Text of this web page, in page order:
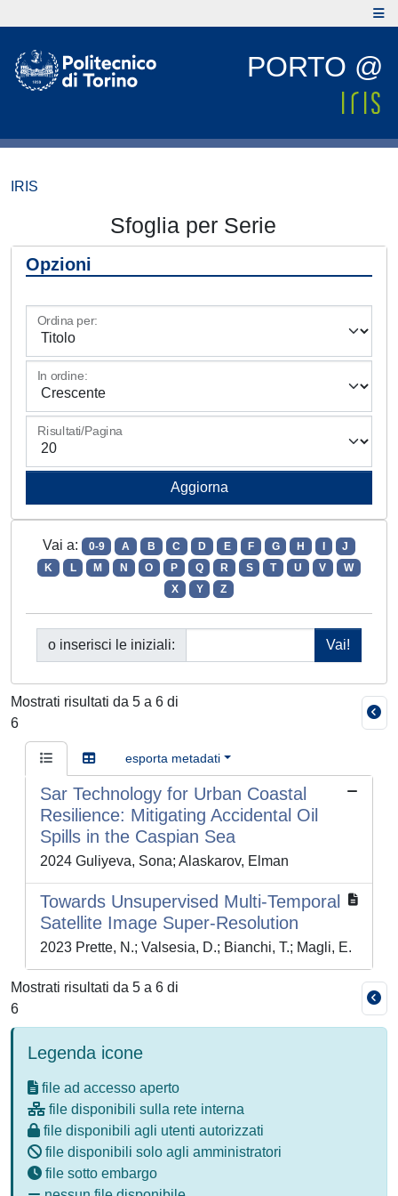
PORTO @
IRIS
Sfoglia per Serie
Opzioni
Ordina per:
In ordine:
Risultati/Pagina
Vai a: 0-9 A B C D E F G H
J
K
L M N O P Q R S T U V
W
X
Y Z
o inserisci le iniziali:
Mostrati risultati da 5 a 6 di
6
esporta metadati
Sar Technology for Urban Coastal
Resilience: Mitigating Accidental Oil
Spills in the Caspian Sea
2024 Guliyeva, Sona; Alaskarov, Elman
Towards Unsupervised Multi-Temporal
Satellite Image Super-Resolution
2023 Prette, N.; Valsesia, D.; Bianchi, T.; Magli, E.
Mostrati risultati da 5 a 6 di
6
Legenda icone
file ad accesso aperto
file disponibili sulla rete interna
file disponibili agli utenti autorizzati
file disponibili solo agli amministratori
file sotto embargo